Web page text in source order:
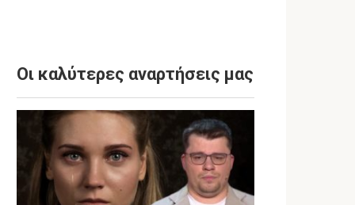
Οι καλύτερες αναρτήσεις μας